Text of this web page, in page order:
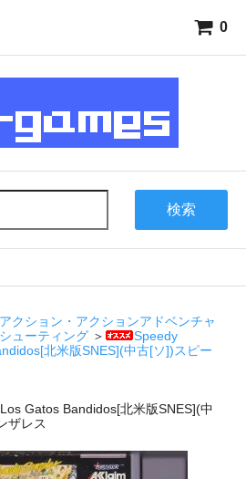
0
検索
アクション・アクションアドベンチャ
ューティング ＞
Speedy
北米版SNES](中古[ソ])スピー
Gatos Bandidos[北米版SNES](中
ザレス